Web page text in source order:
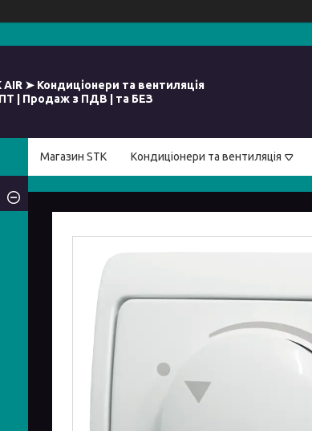
AIR ➤ Кондиціонери та вентиляція
| Продаж з ПДВ | та БЕЗ
Магазин STK Кондиціонери та вентиляція